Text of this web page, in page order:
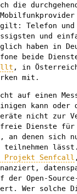
die
Telefon und
und
haben in
beide
, in Österreich
mit.
auf einen
kann oder
nicht zur
Dienste für
an denen sich
teilnehmen
Projekt Senfcall
Open-
Wer solche